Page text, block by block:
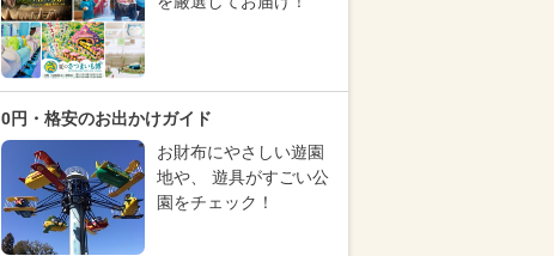
0円・格安のお出かけガイド
お財布にやさしい遊園
地や、 遊具がすごい公
園をチェック！